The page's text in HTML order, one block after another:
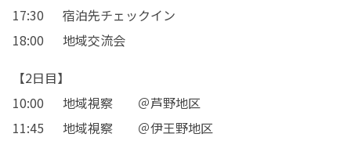
17:30	宿泊先チェックイン
18:00	地域交流会
【2日目】
10:00	地域視察	＠芦野地区
11:45	地域視察	＠伊王野地区